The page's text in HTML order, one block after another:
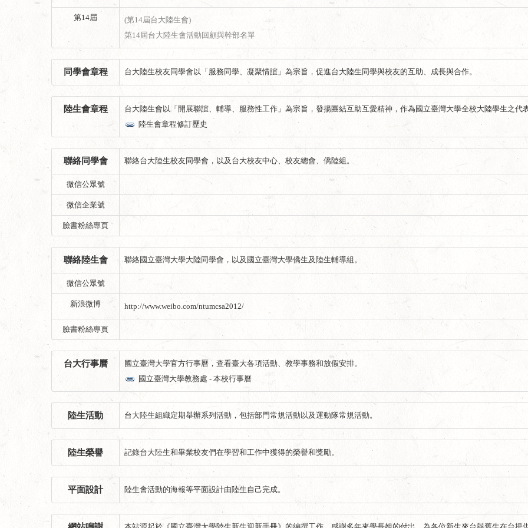
第14屆
(第14屆台大陸生會)
第14屆台大陸生會活動回顧與幹部名單
同學會章程 台大陸生校友同學會以「服務同學、凝聚情誼」為宗旨，促進台大陸生同學與校友的互助、成長與合作。
陸生會章程
台大陸生會以「開展聯誼、輔導、服務性工作」為宗旨，發揚團結互助互愛精神，作為國立臺灣大學全校大陸學生之代
陸生會章程修訂歷史
聯絡同學會 聯絡台大陸生校友同學會，以及台大校友中心、校友總會、僑陸組。
微信公眾號
微信企業號
臉書粉絲專頁
聯絡陸生會 聯絡國立臺灣大學大陸同學會，以及國立臺灣大學僑生及陸生輔導組。
微信公眾號
新浪微博 http://www.weibo.com/ntumcsa2012/
臉書粉絲專頁
台大行事曆
國立臺灣大學官方行事曆，查看臺大各項活動、教學事務和放假安排。
國立臺灣大學教務處 - 本校行事曆
陸生活動 台大陸生組織定期舉辦系列活動，包括部門常規活動以及運動隊常規活動。
陸生榮譽 記錄台大陸生和畢業校友們在學習和工作中獲得的榮譽和獎勵。
平面設計 陸生會活動的海報等平面設計由陸生自己完成。